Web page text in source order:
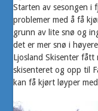
Starten av sesongen i
problemer med å få
grunn av lite snø og
det er mer snø i
Ljosland Skisenter
skisenteret og opp til
kan få kjørt løyper